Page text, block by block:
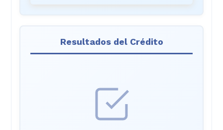
Resultados del Crédito